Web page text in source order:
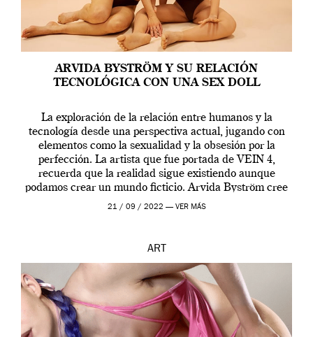
ARVIDA BYSTRÖM Y SU RELACIÓN
TECNOLÓGICA CON UNA SEX DOLL
La exploración de la relación entre humanos y la
tecnología desde una perspectiva actual, jugando con
elementos como la sexualidad y la obsesión por la
perfección. La artista que fue portada de VEIN 4,
recuerda que la realidad sigue existiendo aunque
podamos crear un mundo ficticio. Arvida Byström cree
que los humanos tienen un complejo […]
21 / 09 / 2022 — VER MÁS
ART